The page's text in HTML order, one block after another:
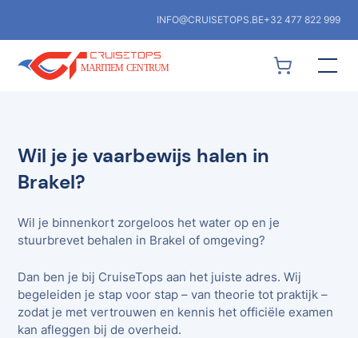
INFO@CRUISETOPS.BE+32 477 822 999
Wil je je vaarbewijs halen in
Brakel?
Wil je binnenkort zorgeloos het water op en je
stuurbrevet behalen in Brakel of omgeving?
Dan ben je bij CruiseTops aan het juiste adres. Wij
begeleiden je stap voor stap – van theorie tot praktijk –
zodat je met vertrouwen en kennis het officiële examen
kan afleggen bij de overheid.